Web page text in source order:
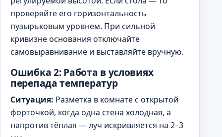
проверяйте его горизонтальность
пузырьковым уровнем. При сильной
кривизне основания отключайте
самовыравнивание и выставляйте вручную.
Ошибка 2: Работа в условиях
перепада температур
Ситуация: Разметка в комнате с открытой
форточкой, когда одна стена холодная, а
напротив тёплая — луч искривляется на 2–3